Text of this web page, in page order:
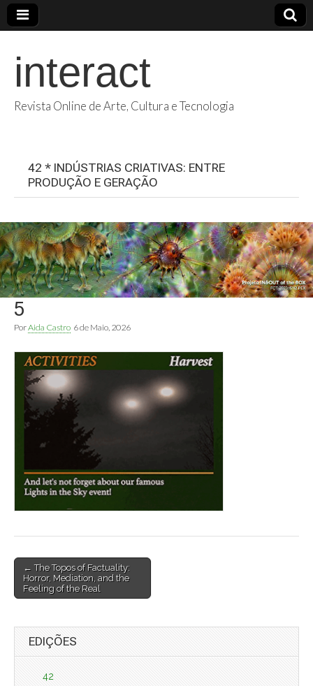
interact
Revista Online de Arte, Cultura e Tecnologia
42 * INDÚSTRIAS CRIATIVAS: ENTRE
PRODUÇÃO E GERAÇÃO
5
PorAida Castro 6 de Maio, 2026
Post
navigation
← The Topos of Factuality:
Horror, Mediation, and the
Feeling of the Real
EDIÇÕES
42